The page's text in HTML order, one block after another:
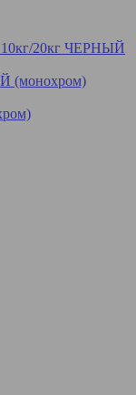
10кг/20кг ЧЕРНЫЙ
(монохром)